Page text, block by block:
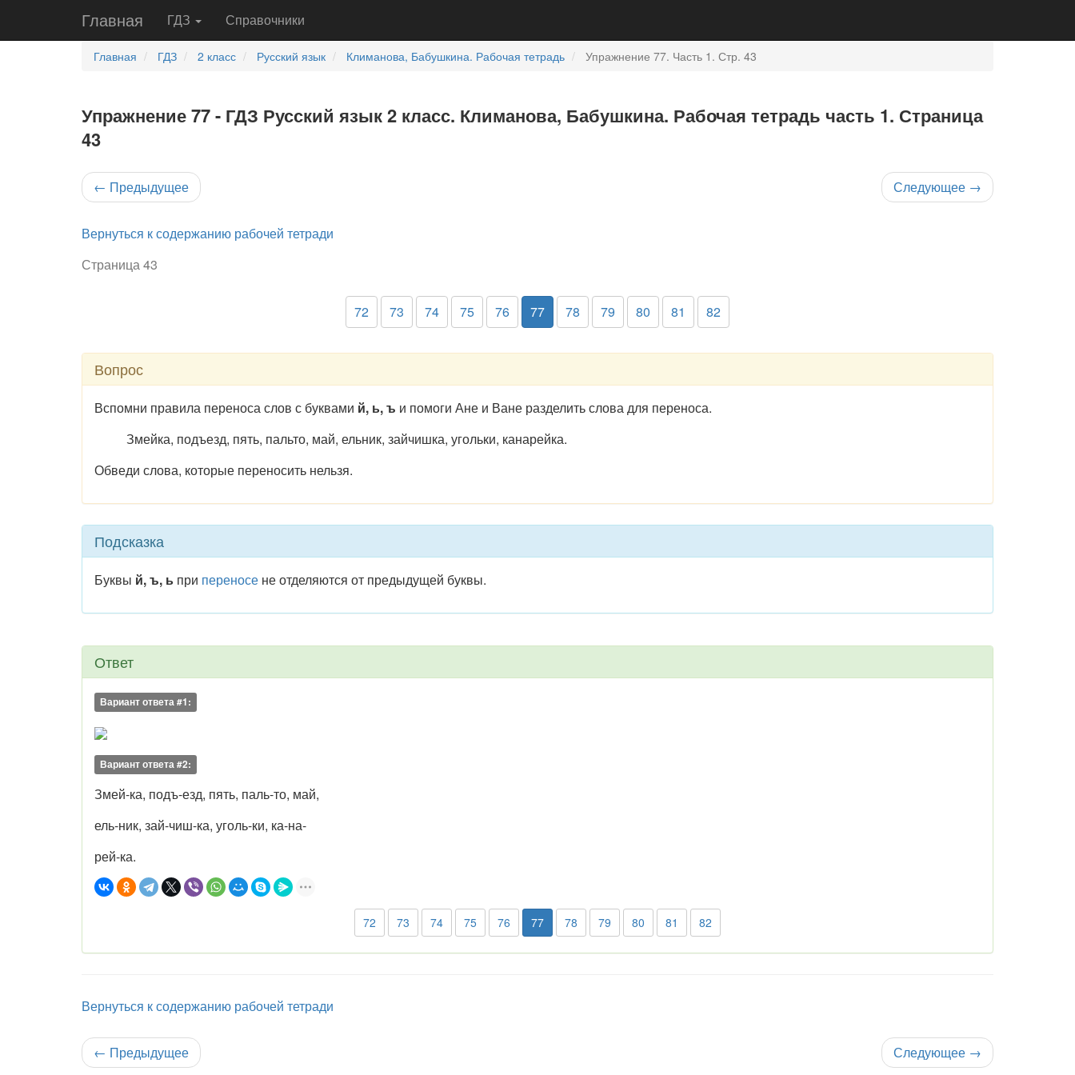
Главная ГДЗ Справочники
Главная ГДЗ 2 класс Русский язык Климанова, Бабушкина. Рабочая тетрадь Упражнение 77. Часть 1. Стр. 43
Упражнение 77 - ГДЗ Русский язык 2 класс. Климанова, Бабушкина. Рабочая тетрадь часть 1. Страница
43
← Предыдущее Следующее →
Вернуться к содержанию рабочей тетради
Страница 43
72 73 74 75 76 77 78 79 80 81 82
Вопрос
Вспомни правила переноса слов с буквами й, ь, ъ и помоги Ане и Ване разделить слова для переноса.
Змейка, подъезд, пять, пальто, май, ельник, зайчишка, угольки, канарейка.
Обведи слова, которые переносить нельзя.
Подсказка
Буквы й, ъ, ь при переносе не отделяются от предыдущей буквы.
Ответ
Вариант ответа #1:
Вариант ответа #2:
Змей-ка, подъ-езд, пять, паль-то, май,
ель-ник, зай-чиш-ка, уголь-ки, ка-на-
рей-ка.
72 73 74 75 76 77 78 79 80 81 82
Вернуться к содержанию рабочей тетради
← Предыдущее Следующее →